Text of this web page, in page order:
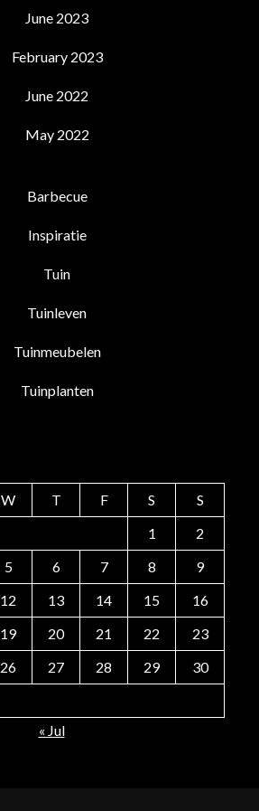
June 2023
February 2023
June 2022
May 2022
Barbecue
Inspiratie
Tuin
Tuinleven
Tuinmeubelen
Tuinplanten
W T F S
S
1
2
5 6 7 8
9
12 13 14 15
16
19 20 21 22
23
26 27 28 29
30
« Jul